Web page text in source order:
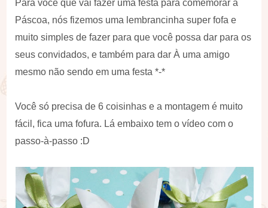
Para você que vai fazer uma festa para comemorar a
Páscoa, nós fizemos uma lembrancinha super fofa e
muito simples de fazer para que você possa dar para os
seus convidados, e também para dar À uma amigo
mesmo não sendo em uma festa *-*
Você só precisa de 6 coisinhas e a montagem é muito
fácil, fica uma fofura. Lá embaixo tem o vídeo com o
passo-à-passo :D